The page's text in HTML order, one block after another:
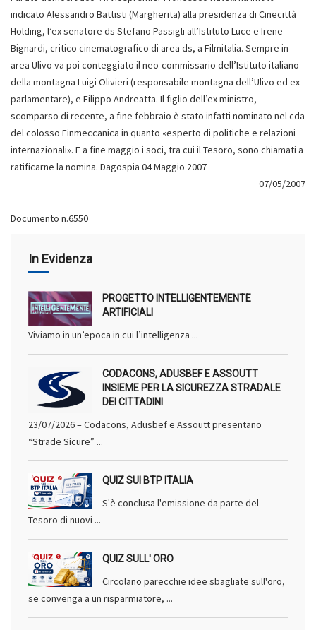
indicato Alessandro Battisti (Margherita) alla presidenza di Cinecittà
Holding, l’ex senatore ds Stefano Passigli all’Istituto Luce e Irene
Bignardi, critico cinematografico di area ds, a Filmitalia. Sempre in
area Ulivo va poi conteggiato il neo-commissario dell’Istituto italiano
della montagna Luigi Olivieri (responsabile montagna dell’Ulivo ed ex
parlamentare), e Filippo Andreatta. Il figlio dell’ex ministro,
scomparso di recente, a fine febbraio è stato infatti nominato nel cda
del colosso Finmeccanica in quanto «esperto di politiche e relazioni
internazionali». E a fine maggio i soci, tra cui il Tesoro, sono chiamati a
ratificarne la nomina. Dagospia 04 Maggio 2007
07/05/2007
Documento n.6550
In Evidenza
PROGETTO INTELLIGENTEMENTE
ARTIFICIALI
Viviamo in un’epoca in cui l’intelligenza ...
CODACONS, ADUSBEF E ASSOUTT
INSIEME PER LA SICUREZZA STRADALE
DEI CITTADINI
23/07/2026 – Codacons, Adusbef e Assoutt presentano
“Strade Sicure” ...
QUIZ SUI BTP ITALIA
S'è conclusa l'emissione da parte del
Tesoro di nuovi ...
QUIZ SULL' ORO
Circolano parecchie idee sbagliate sull'oro,
se convenga a un risparmiatore, ...